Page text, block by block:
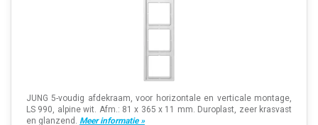
JUNG 5-voudig afdekraam, voor horizontale en verticale montage,
LS 990, alpine wit. Afm.: 81 x 365 x 11 mm. Duroplast, zeer krasvast
en glanzend. Meer informatie »